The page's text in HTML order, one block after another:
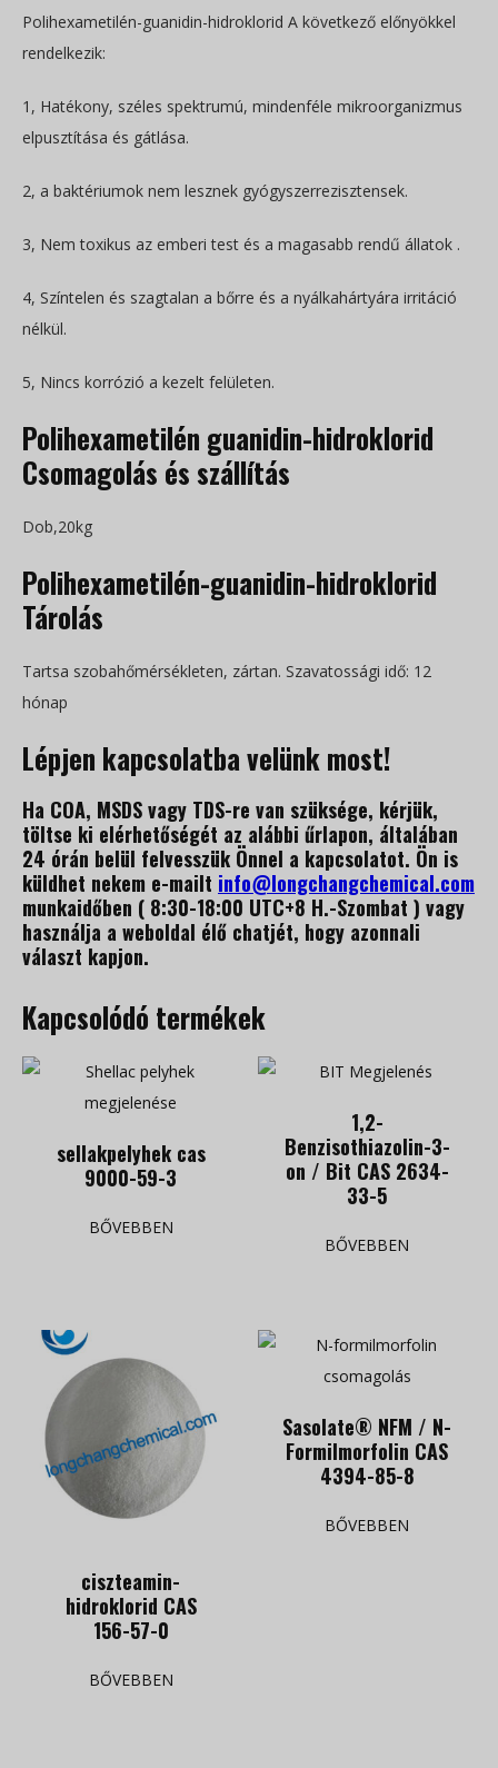
Polihexametilén-guanidin-hidroklorid A következő előnyökkel
rendelkezik:
1, Hatékony, széles spektrumú, mindenféle mikroorganizmus
elpusztítása és gátlása.
2, a baktériumok nem lesznek gyógyszerrezisztensek.
3, Nem toxikus az emberi test és a magasabb rendű állatok .
4, Színtelen és szagtalan a bőrre és a nyálkahártyára irritáció
nélkül.
5, Nincs korrózió a kezelt felületen.
Polihexametilén guanidin-hidroklorid
Csomagolás és szállítás
Dob,20kg
Polihexametilén-guanidin-hidroklorid
Tárolás
Tartsa szobahőmérsékleten, zártan. Szavatossági idő: 12
hónap
Lépjen kapcsolatba velünk most!
Ha COA, MSDS vagy TDS-re van szüksége, kérjük,
töltse ki elérhetőségét az alábbi űrlapon, általában
24 órán belül felvesszük Önnel a kapcsolatot. Ön is
küldhet nekem e-mailt info@longchangchemical.com
munkaidőben ( 8:30-18:00 UTC+8 H.-Szombat ) vagy
használja a weboldal élő chatjét, hogy azonnali
választ kapjon.
Kapcsolódó termékek
sellakpelyhek cas
9000-59-3
BŐVEBBEN
1,2-
Benzisothiazolin-3-
on / Bit CAS 2634-
33-5
BŐVEBBEN
ciszteamin-
hidroklorid CAS
156-57-0
BŐVEBBEN
Sasolate® NFM / N-
Formilmorfolin CAS
4394-85-8
BŐVEBBEN